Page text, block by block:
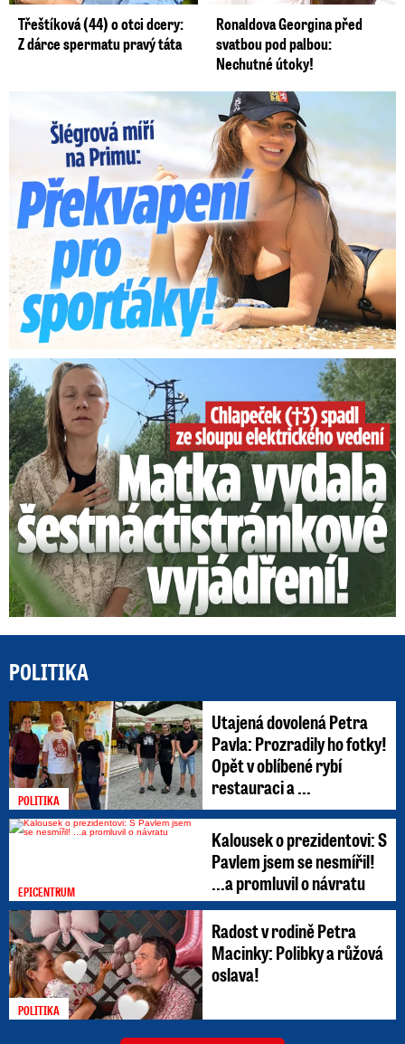
Třeštíková (44) o otci dcery:
Z dárce spermatu pravý táta
Ronaldova Georgina před
svatbou pod palbou:
Nechutné útoky!
Lucie Šlégrová míří na Primu. Překvapení pro sporťáky!
Smrtelný pád chlapce: Matka vydala vyjádření na 16 stran
POLITIKA
POLITIKA
Utajená dovolená Petra
Pavla: Prozradily ho fotky!
Opět v oblíbené rybí
restauraci a ...
EPICENTRUM
Kalousek o prezidentovi: S
Pavlem jsem se nesmířil!
...a promluvil o návratu
POLITIKA
Radost v rodině Petra
Macinky: Polibky a růžová
oslava!